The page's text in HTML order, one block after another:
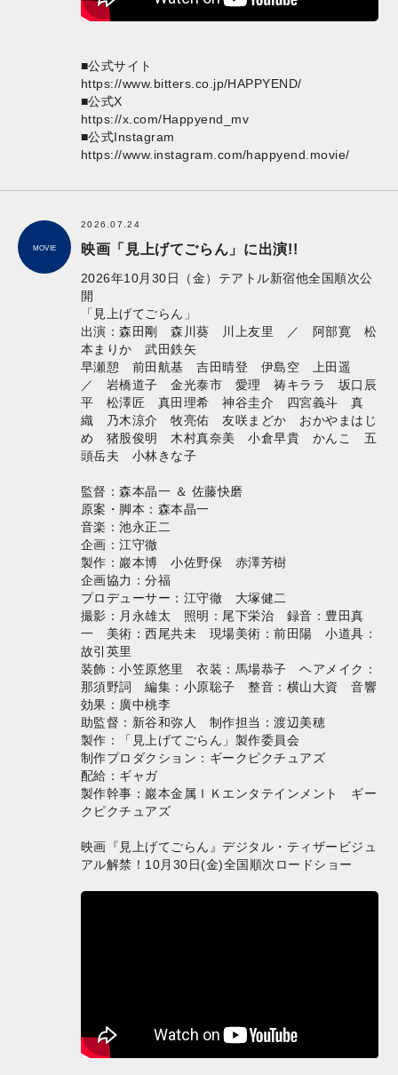
■公式サイト
https://www.bitters.co.jp/HAPPYEND/
■公式X
https://x.com/Happyend_mv
■公式Instagram
https://www.instagram.com/happyend.movie/
MOVIE
2026.07.24
映画「見上げてごらん」に出演!!
2026年10月30日（金）テアトル新宿他全国順次公
開
「見上げてごらん」
出演：森田剛 森川葵 川上友里 ／ 阿部寛 松
本まりか 武田鉄矢
早瀬憩 前田航基 吉田晴登 伊島空 上田遥
／ 岩橋道子 金光泰市 愛理 祷キララ 坂口辰
平 松澤匠 真田理希 神谷圭介 四宮義斗 真
織 乃木涼介 牧亮佑 友咲まどか おかやまはじ
め 猪股俊明 木村真奈美 小倉早貴 かんこ 五
頭岳夫 小林きな子
監督：森本晶⼀ ＆ 佐藤快磨
原案・脚本：森本晶⼀
⾳楽：池永正⼆
企画：江守徹
製作：巖本博 小佐野保 赤澤芳樹
企画協力：分福
プロデューサー：江守徹 大塚健二
撮影：月永雄太 照明：尾下栄治 録音：豊田真
一 美術：西尾共未 現場美術：前田陽 小道具：
故引英里
装飾：小笠原悠里 衣装：馬場恭子 ヘアメイク：
那須野詞 編集：小原聡子 整音：横山大資 音響
効果：廣中桃李
助監督：新谷和弥人 制作担当：渡辺美穂
製作：「見上げてごらん」製作委員会
制作プロダクション：ギークピクチュアズ
配給：ギャガ
製作幹事：巖本金属ＩＫエンタテインメント ギー
クピクチュアズ
映画『見上げてごらん』デジタル・ティザービジュ
アル解禁！10月30日(金)全国順次ロードショー